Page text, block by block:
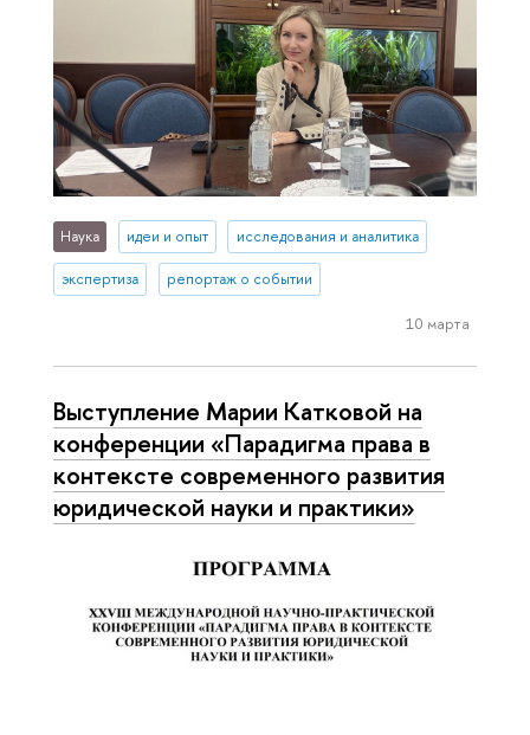
Наука идеи и опыт исследования и аналитика
экспертиза репортаж о событии
10 марта
Выступление Марии Катковой на
конференции «Парадигма права в
контексте современного развития
юридической науки и практики»